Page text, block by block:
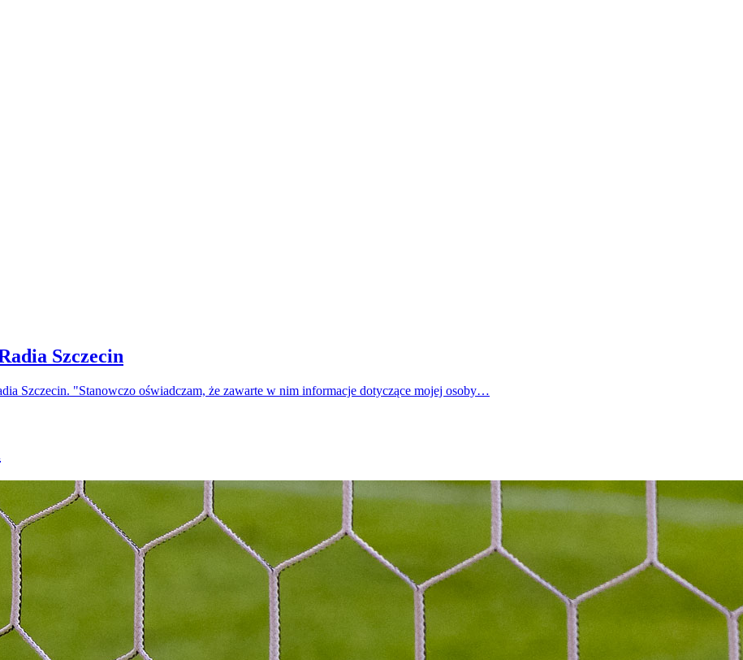
Szczecin
Szczecin. "Stanowczo oświadczam, że zawarte w nim informacje dotyczące mojej osoby…